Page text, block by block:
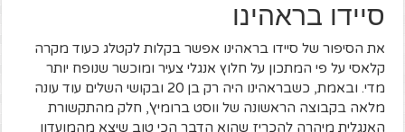
סיידו בראהינו
את הסיפור של סיידו בראהינו אפשר בקלות לקטלג כעוד מקרה
קלאסי על פי המתכון על חלוץ אנגלי צעיר ומוכשר שנופח יותר
מדי. ובאמת, כשבראהינו היה רק בן 20 ובקושי השלים עוד עונה
מלאה בקבוצה הראשונה של ווסט ברומיץ', חלק מהתקשורת
האנגלית מיהרה להכריז שהוא הדבר הכי טוב שיצא מהמועדון